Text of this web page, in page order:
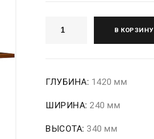
В КОРЗИНУ
ГЛУБИНА: 1420 мм
ШИРИНА: 240 мм
ВЫСОТА: 340 мм